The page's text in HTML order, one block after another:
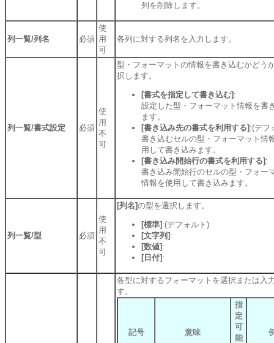
列を削除します。
列一覧/列名 必須
使
用
可
各列に対する列名を入力します。
列一覧/書式設定 必須
使
用
不
可
型・フォーマットの情報を書き込むかどう
択します。
[書式を指定して書き込む] :
設定した型・フォーマット情報を書
ます。
[書き込み先の書式を利用する] :(デフ
書き込むセルの型・フォーマット情
用して書き込みます。
[書き込み開始行の書式を利用する] :
書き込み開始行のセルの型・フォー
情報を使用して書き込みます。
列一覧/型 必須
使
用
不
可
[列名]の型を選択します。
[標準] :(デフォルト)
[文字列] :
[数値] :
[日付] :
各型に対するフォーマットを選択または入
す。
記号 意味
指
定
可
能